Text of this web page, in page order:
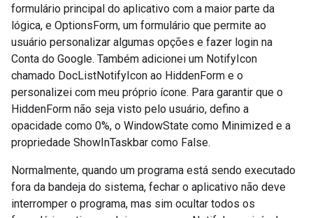
formulário principal do aplicativo com a maior parte da
lógica, e OptionsForm, um formulário que permite ao
usuário personalizar algumas opções e fazer login na
Conta do Google. Também adicionei um NotifyIcon
chamado DocListNotifyIcon ao HiddenForm e o
personalizei com meu próprio ícone. Para garantir que o
HiddenForm não seja visto pelo usuário, defino a
opacidade como 0%, o WindowState como Minimized e a
propriedade ShowInTaskbar como False.
Normalmente, quando um programa está sendo executado
fora da bandeja do sistema, fechar o aplicativo não deve
interromper o programa, mas sim ocultar todos os